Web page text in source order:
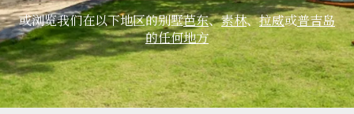
或浏览我们在以下地区的别墅芭东、素林、拉威或普吉岛
的任何地方